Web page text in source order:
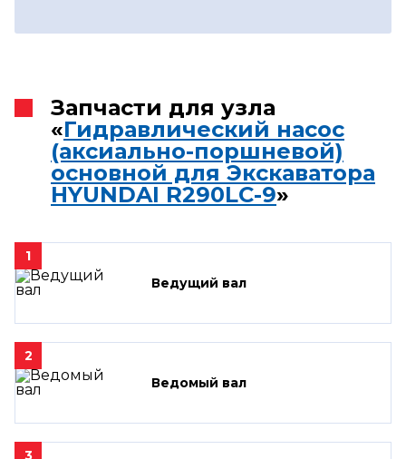
Запчасти для узла
«Гидравлический насос
(аксиально-поршневой)
основной для Экскаватора
HYUNDAI R290LC-9»
1
Ведущий вал
2
Ведомый вал
3